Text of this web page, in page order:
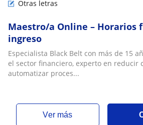
Otras letras
Maestro/a Online – Horarios
ingreso
Especialista Black Belt con más de 15
el sector financiero, experto en reducir
automatizar proces...
ver más